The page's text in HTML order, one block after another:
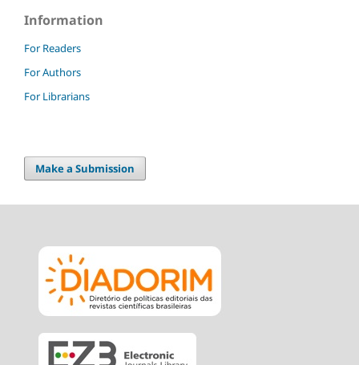
Information
For Readers
For Authors
For Librarians
Make a Submission